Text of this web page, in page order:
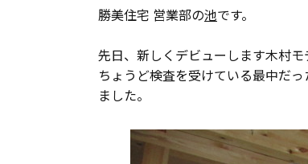
手間ひまかけた家づくり
KATSUMIの標準仕様 和暮-なごみ-
勝美住宅 営業部の池です。
先日、新しくデビューします木村
ちょうど検査を受けている最中だ
ました。